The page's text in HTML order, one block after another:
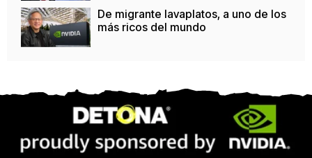
De migrante lavaplatos, a uno de los
más ricos del mundo